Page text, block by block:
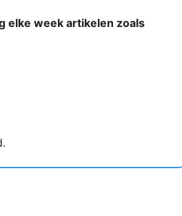
elke week artikelen zoals